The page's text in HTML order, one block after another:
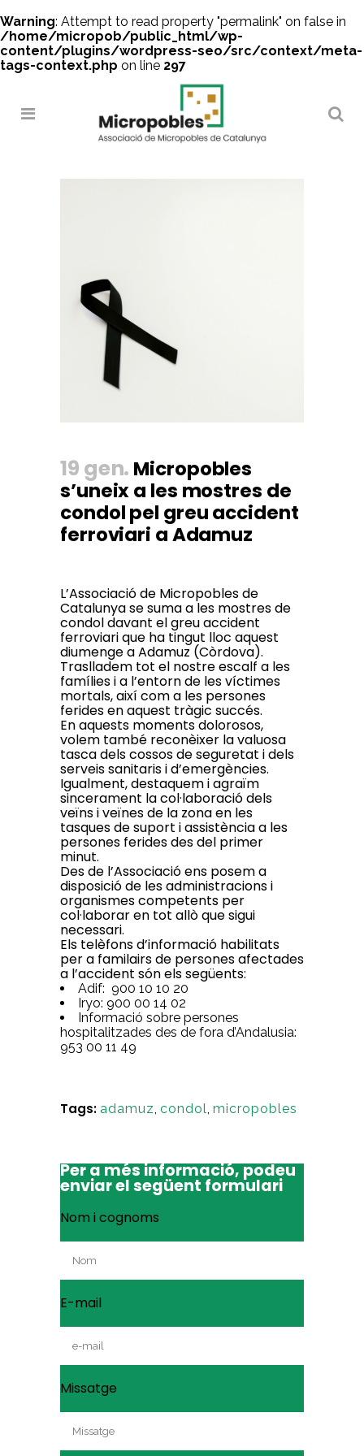
Warning: Attempt to read property "permalink" on false in
/home/micropob/public_html/wp-
content/plugins/wordpress-seo/src/context/meta-
tags-context.php on line 297
19 gen. Micropobles
s’uneix a les mostres de
condol pel greu accident
ferroviari a Adamuz
L’Associació de Micropobles de
Catalunya se suma a les mostres de
condol davant el greu accident
ferroviari que ha tingut lloc aquest
diumenge a Adamuz (Còrdova).
Traslladem tot el nostre escalf a les
famílies i a l’entorn de les víctimes
mortals, així com a les persones
ferides en aquest tràgic succés.
En aquests moments dolorosos,
volem també reconèixer la valuosa
tasca dels cossos de seguretat i dels
serveis sanitaris i d’emergències.
Igualment, destaquem i agraïm
sincerament la col·laboració dels
veïns i veïnes de la zona en les
tasques de suport i assistència a les
persones ferides des del primer
minut.
Des de l’Associació ens posem a
disposició de les administracions i
organismes competents per
col·laborar en tot allò que sigui
necessari.
Els telèfons d’informació habilitats
per a familairs de persones afectades
a l’accident són els següents:
Adif: 900 10 10 20
Iryo: 900 00 14 02
Informació sobre persones
hospitalitzades des de fora d’Andalusia:
953 00 11 49
Tags: adamuz, condol, micropobles
Per a més informació, podeu
enviar el següent formulari
Nom i cognoms
E-mail
Missatge